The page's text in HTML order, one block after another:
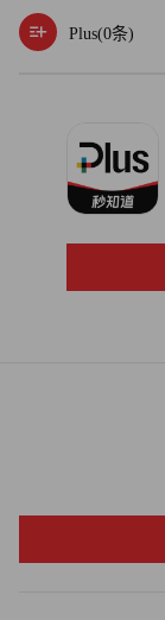
了两封公开信，
其中的一封信里
们很清楚目前谁
的遗产或带领公
译者：刘进龙
Plus(0条)